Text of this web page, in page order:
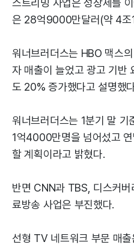
은 28억9000만달러(약 4
워너브러더스는 HBO 맥스
자 매출이 늘었고 광고 기반
도 20% 증가했다고 설명했
워너브러더스는 1분기 말
1억4000만명을 넘어섰고
할 계획이라고 밝혔다.
반면 CNN과 TBS, 디스커
료방송 사업은 부진했다.
선형 TV 네트워크 부문 매